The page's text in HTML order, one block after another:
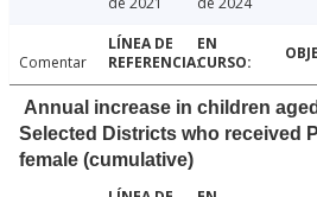
Comentar
Annual increase in children
Selected Districts who received
female (cumulative)